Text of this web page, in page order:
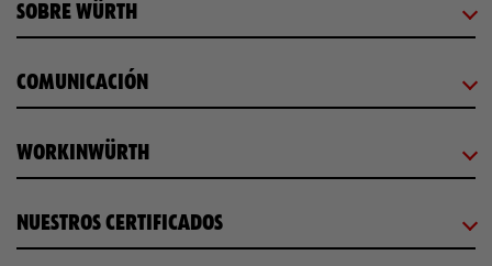
SOBRE WÜRTH
COMUNICACIÓN
WORKINWÜRTH
NUESTROS CERTIFICADOS